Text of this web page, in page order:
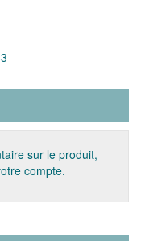
sur le produit,
compte.